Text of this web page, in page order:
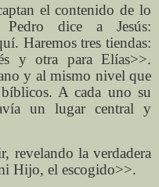
el contenido de lo
dice a Jesús:
Haremos tres tiendas:
y otra para Elías>>.
y al mismo nivel que
A cada uno su
un lugar central y
revelando la verdadera
Hijo, el escogido>>.